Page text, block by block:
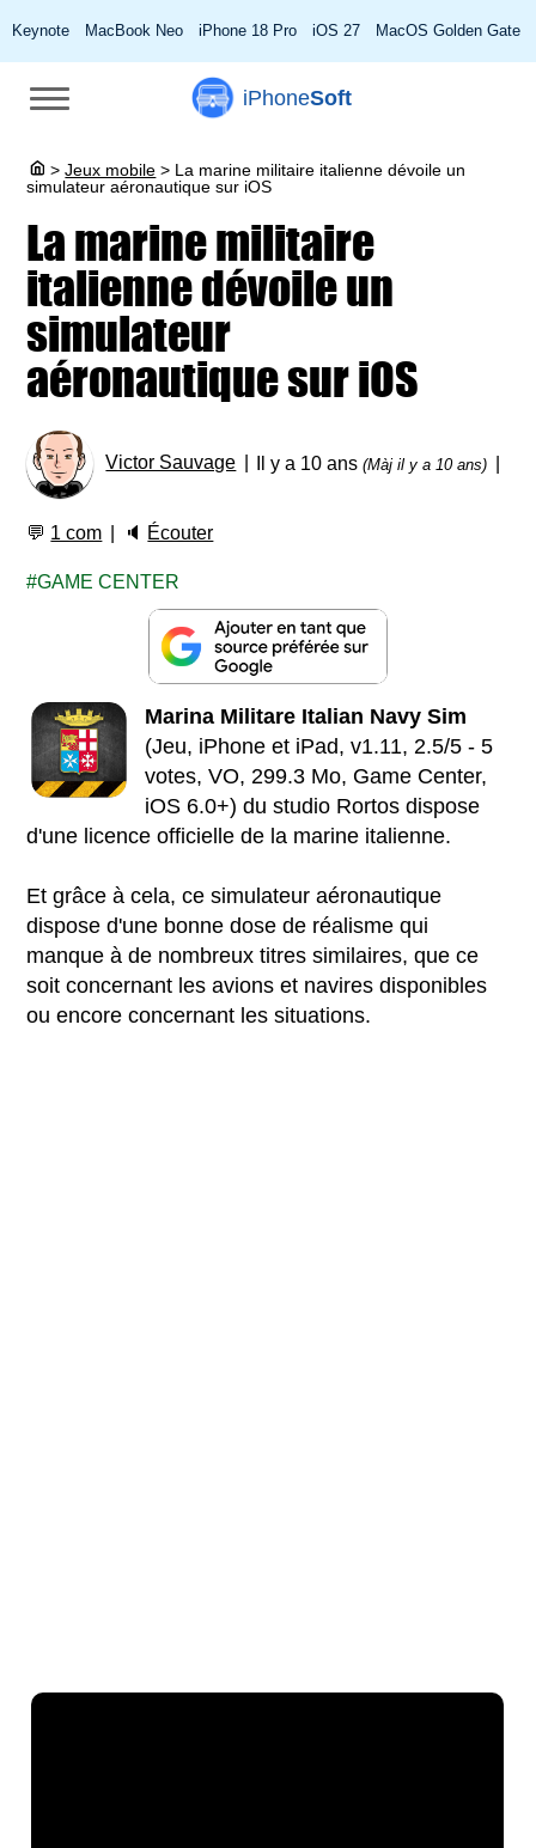
Keynote MacBook Neo iPhone 18 Pro iOS 27 MacOS Golden Gate
iPhoneSoft
> Jeux mobile > La marine militaire italienne dévoile un
simulateur aéronautique sur iOS
La marine militaire
italienne dévoile un
simulateur
aéronautique sur iOS
Victor Sauvage Il y a 10 ans(Màj il y a 10 ans)
💬 1 com 🔈 Écouter
GAME CENTER
Marina Militare Italian Navy Sim
(Jeu, iPhone et iPad, v1.11, 2.5/5 - 5
votes, VO, 299.3 Mo, Game Center,
iOS 6.0+) du studio Rortos dispose
d'une licence officielle de la marine italienne.
Et grâce à cela, ce simulateur aéronautique
dispose d'une bonne dose de réalisme qui
manque à de nombreux titres similaires, que ce
soit concernant les avions et navires disponibles
ou encore concernant les situations.